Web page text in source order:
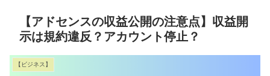
【アドセンスの収益公開の注意点】収益開
示は規約違反？アカウント停止？
【ビジネス】